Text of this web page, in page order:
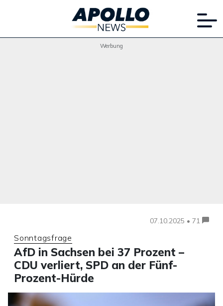
Werbung
07.10.2025 • 71
Sonntagsfrage
AfD in Sachsen bei 37 Prozent –
CDU verliert, SPD an der Fünf-
Prozent-Hürde